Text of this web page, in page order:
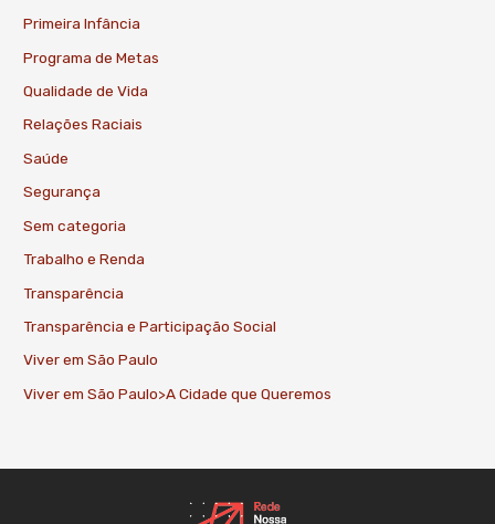
Primeira Infância
Programa de Metas
Qualidade de Vida
Relações Raciais
Saúde
Segurança
Sem categoria
Trabalho e Renda
Transparência
Transparência e Participação Social
Viver em São Paulo
Viver em São Paulo>A Cidade que Queremos